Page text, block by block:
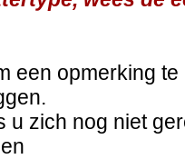
een opmerking
u zich nog niet